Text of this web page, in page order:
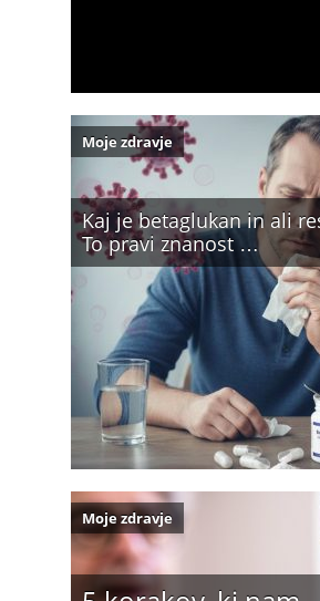
Kaj je betaglukan in ali
To pravi znanost …
Moje zdravje
Moje zdravje